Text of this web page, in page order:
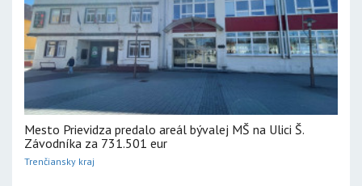
Mesto Prievidza predalo areál bývalej MŠ na Ulici Š.
Závodníka za 731.501 eur
Trenčiansky kraj